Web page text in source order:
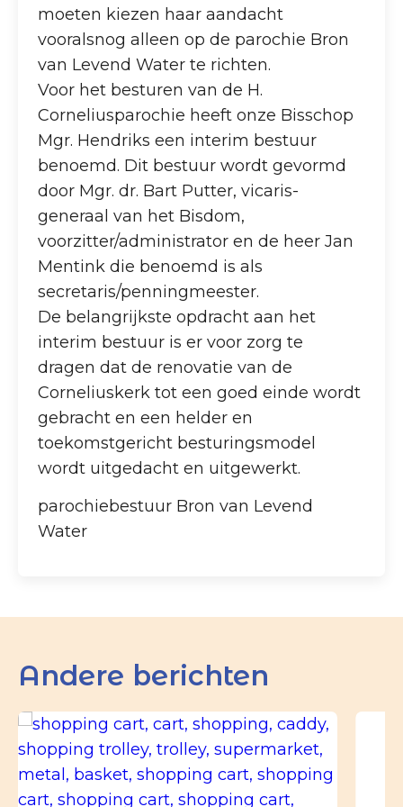
moeten kiezen haar aandacht
vooralsnog alleen op de parochie Bron
van Levend Water te richten.
Voor het besturen van de H.
Corneliusparochie heeft onze Bisschop
Mgr. Hendriks een interim bestuur
benoemd. Dit bestuur wordt gevormd
door Mgr. dr. Bart Putter, vicaris-
generaal van het Bisdom,
voorzitter/administrator en de heer Jan
Mentink die benoemd is als
secretaris/penningmeester.
De belangrijkste opdracht aan het
interim bestuur is er voor zorg te
dragen dat de renovatie van de
Corneliuskerk tot een goed einde wordt
gebracht en een helder en
toekomstgericht besturingsmodel
wordt uitgedacht en uitgewerkt.
parochiebestuur Bron van Levend
Water
Andere berichten